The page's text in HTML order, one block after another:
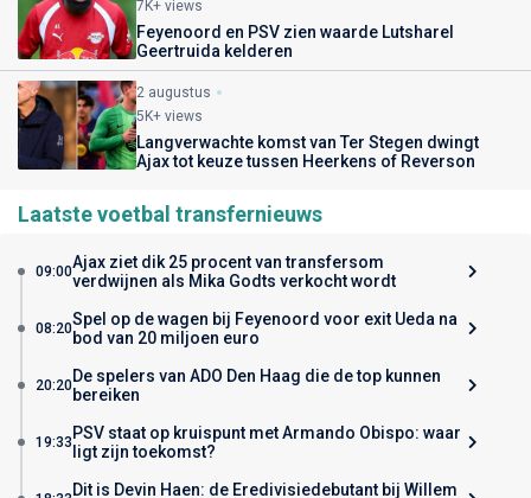
7K+ views
Feyenoord en PSV zien waarde Lutsharel
Geertruida kelderen
2 augustus
5K+ views
Langverwachte komst van Ter Stegen dwingt
Ajax tot keuze tussen Heerkens of Reverson
Laatste voetbal transfernieuws
09:00Ajax ziet dik 25 procent van transfersom
verdwijnen als Mika Godts verkocht wordt
08:20Spel op de wagen bij Feyenoord voor exit Ueda na
bod van 20 miljoen euro
20:20De spelers van ADO Den Haag die de top kunnen
bereiken
19:33 PSV staat op kruispunt met Armando Obispo: waar
ligt zijn toekomst?
Dit is Devin Haen: de Eredivisiedebutant bij Willem